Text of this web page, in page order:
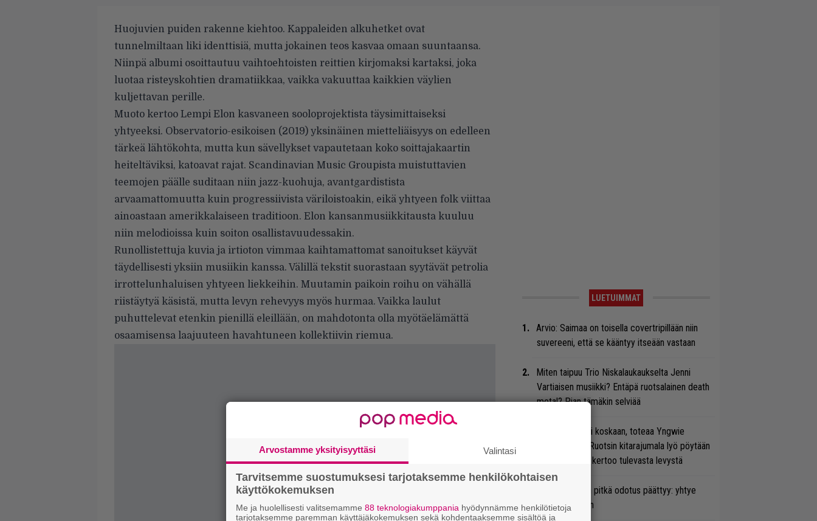
Huojuvien puiden rakenne kiehtoo. Kappaleiden alkuhetket ovat
tunnelmiltaan liki identtisiä, mutta jokainen teos kasvaa omaan suuntaansa.
Niinpä albumi osoittautuu vaihtoehtoisten reittien kirjomaksi kartaksi, joka
luotaa risteyskohtien dramatiikkaa, vaikka vakuuttaa kaikkien väylien
kuljettavan perille.
Muoto kertoo Lempi Elon kasvaneen sooloprojektista täysimittaiseksi
yhtyeeksi. Observatorio-esikoisen (2019) yksinäinen mietteliäisyys on edelleen
tärkeä lähtökohta, mutta kun sävellykset vapautetaan koko soittajakaartin
heiteltäviksi, katoavat rajat. Scandinavian Music Groupista muistuttavien
teemojen päälle suditaan niin jazz-kuohuja, avantgardistista
arvaamattomuutta kuin progressiivista väriloistoakin, eikä yhtyeen folk viittaa
ainoastaan amerikkalaiseen traditioon. Elon kansanmusiikkitausta kuuluu
niin melodioissa kuin soiton osallistavuudessakin.
Runollistettuja kuvia ja irtioton vimmaa kaihtamattomat sanoitukset käyvät
täydellisesti yksiin musiikin kanssa. Välillä tekstit suorastaan syytävät petrolia
irrottelunhaluisen yhtyeen liekkeihin. Muutamin paikoin roihu on vähällä
riistäytyä käsistä, mutta levyn rehevyys myös hurmaa. Vaikka laulut
puhuttelevat etenkin pienillä eleillään, on mahdotonta olla myötäelämättä
osaamisensa laajuuteen havahtuneen kollektiivin riemua.
LUETUIMMAT
Arvio: Saimaa on toisella covertripillään niin
suvereeni, että se kääntyy itseään vastaan
Miten taipuu Trio Niskalaukaukselta Jenni
Vartiaisen musiikki? Entäpä ruotsalainen death
metal? Pian tämäkin selviää
Se on nyt tai ei koskaan, toteaa Yngwie
Malmsteen – Ruotsin kitarajumala lyö pöytään
uuden biisin ja kertoo tulevasta levystä
Weezer-fanien pitkä odotus päättyy: yhtye
tulee Suomeen
Arvostamme yksityisyyttäsi Valintasi
Tarvitsemme suostumuksesi tarjotaksemme henkilökohtaisen
käyttökokemuksen
Me ja huolellisesti valitsemamme 88 teknologiakumppania hyödynnämme henkilötietoja
tarjotaksemme paremman käyttäjäkokemuksen sekä kohdentaaksemme sisältöä ja